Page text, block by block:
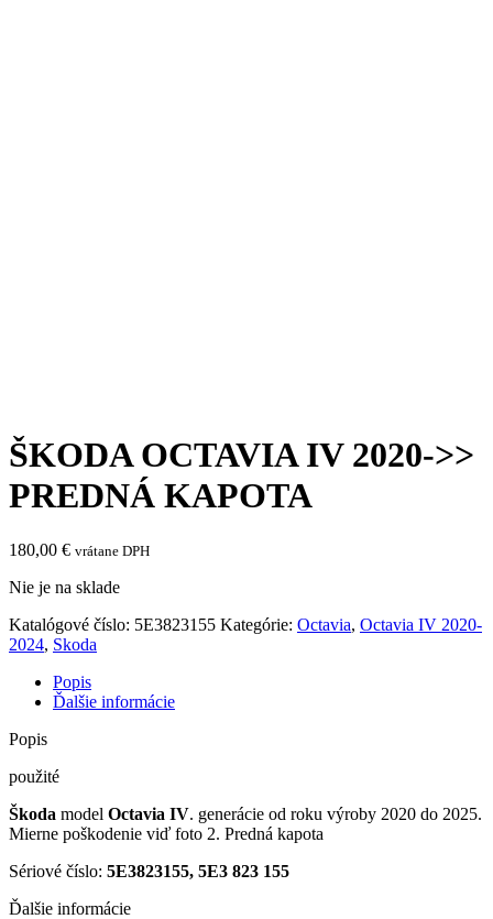
ŠKODA OCTAVIA IV 2020->>
PREDNÁ KAPOTA
180,00 € vrátane DPH
Nie je na sklade
Katalógové číslo: 5E3823155 Kategórie: Octavia, Octavia IV 2020-
2024, Skoda
Popis
Ďalšie informácie
Popis
použité
Škoda model Octavia IV. generácie od roku výroby 2020 do 2025.
Mierne poškodenie viď foto 2. Predná kapota
Sériové číslo: 5E3823155, 5E3 823 155
Ďalšie informácie